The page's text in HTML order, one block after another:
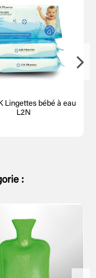
Lingettes bébé à eau
L2N
: